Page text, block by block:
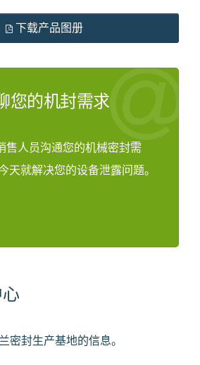
下载产品图册
您的机封需求
售人员沟通您的机械密封需
天就解决您的设备泄露问题。
密封生产基地的信息。